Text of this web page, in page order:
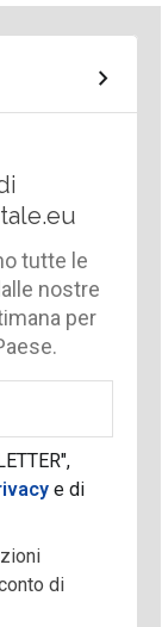
tutte le
nostre
per
e di
di